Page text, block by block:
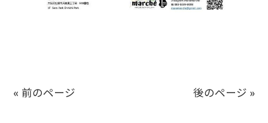
« 前のページ 後のページ »